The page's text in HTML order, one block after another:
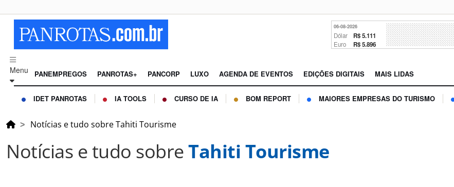
06-08-2026
Dólar R$ 5.111
Euro R$ 5.896
Menu PANEMPREGOS PANROTAS+ PANCORP LUXO AGENDA DE EVENTOS EDIÇÕES DIGITAIS MAIS LIDAS
IDET PANROTAS IA TOOLS CURSO DE IA BOM REPORT MAIORES EMPRESAS DO TURISMO
Notícias e tudo sobre Tahiti Tourisme
Notícias e tudo sobreTahiti Tourisme